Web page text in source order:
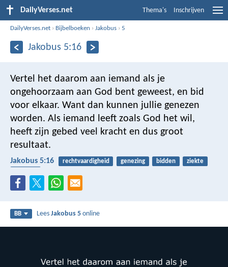
DailyVerses.net Thema's Inschrijven
DailyVerses.net › Bijbelboeken ›Jakobus ›5
Jakobus 5:16
Vertel het daarom aan iemand als je
ongehoorzaam aan God bent geweest, en bid
voor elkaar. Want dan kunnen jullie genezen
worden. Als iemand leeft zoals God het wil,
heeft zijn gebed veel kracht en dus groot
resultaat.
Jakobus 5:16 rechtvaardigheid genezing bidden
ziekte
BB LeesJakobus 5 online